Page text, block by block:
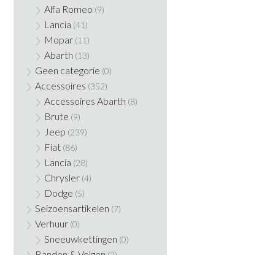
Alfa Romeo (9)
Lancia (41)
Mopar (11)
Abarth (13)
Geen categorie (0)
Accessoires (352)
Accessoires Abarth (8)
Brute (9)
Jeep (239)
Fiat (86)
Lancia (28)
Chrysler (4)
Dodge (5)
Seizoensartikelen (7)
Verhuur (0)
Sneeuwkettingen (0)